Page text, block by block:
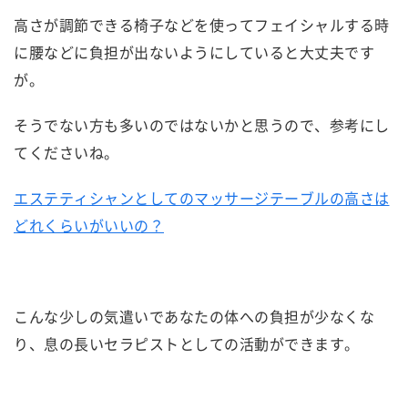
高さが調節できる椅子などを使ってフェイシャルする時
に腰などに負担が出ないようにしていると大丈夫です
が。
そうでない方も多いのではないかと思うので、参考にし
てくださいね。
エステティシャンとしてのマッサージテーブルの高さは
どれくらいがいいの？
こんな少しの気遣いであなたの体への負担が少なくな
り、息の長いセラピストとしての活動ができます。